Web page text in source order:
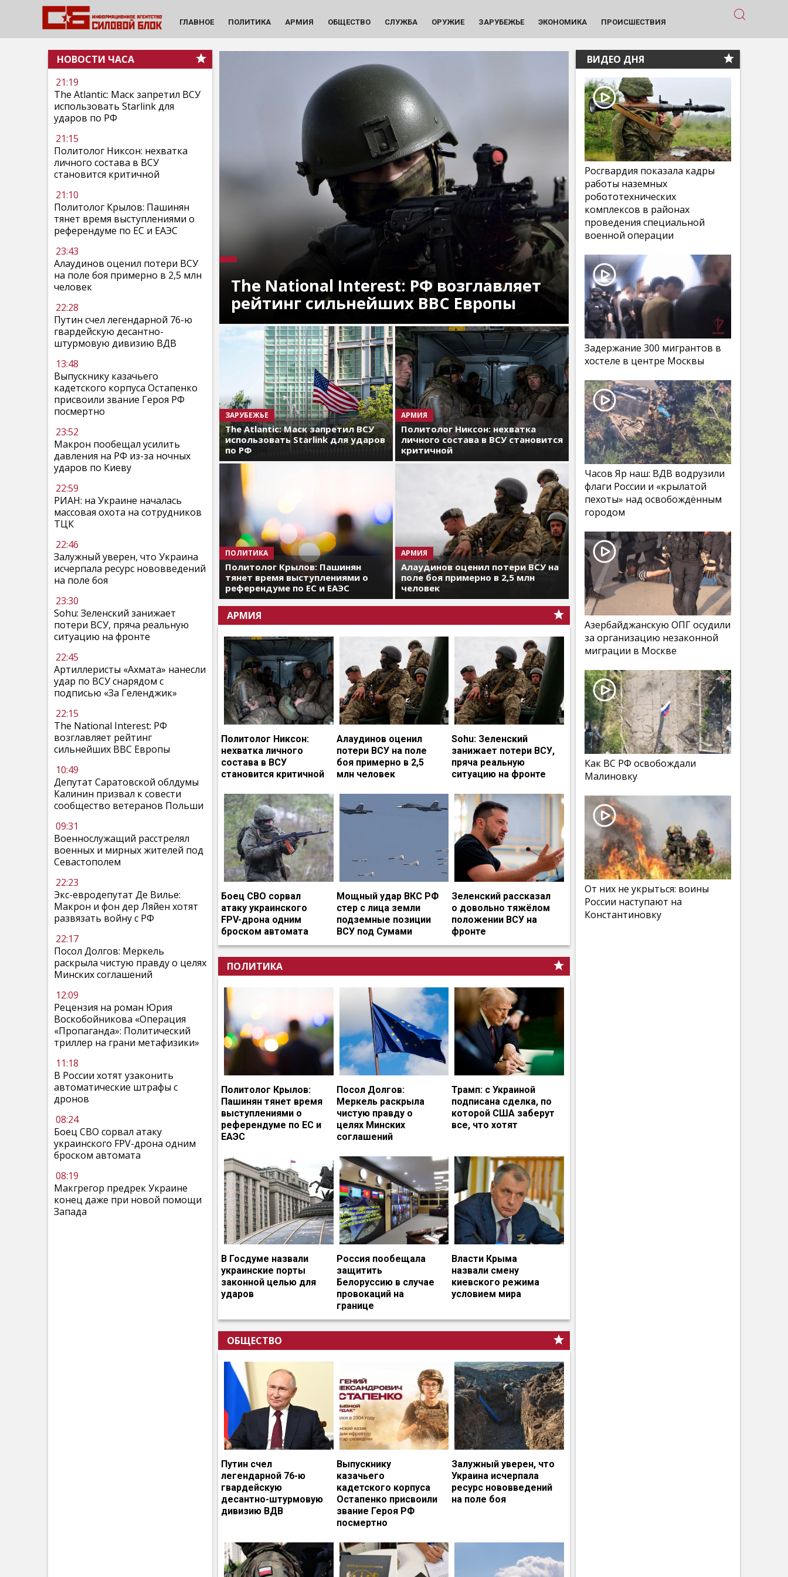
ГЛАВНОЕ ПОЛИТИКА АРМИЯ ОБЩЕСТВО СЛУЖБА ОРУЖИЕ ЗАРУБЕЖЬЕ ЭКОНОМИКА ПРОИСШЕСТВИЯ
НОВОСТИ ЧАСА
21:19
The Atlantic: Маск запретил ВСУ
использовать Starlink для
ударов по РФ
21:15
Политолог Никсон: нехватка
личного состава в ВСУ
становится критичной
21:10
Политолог Крылов: Пашинян
тянет время выступлениями о
референдуме по ЕС и ЕАЭС
23:43
Алаудинов оценил потери ВСУ
на поле боя примерно в 2,5 млн
человек
22:28
Путин счел легендарной 76-ю
гвардейскую десантно-
штурмовую дивизию ВДВ
13:48
Выпускнику казачьего
кадетского корпуса Остапенко
присвоили звание Героя РФ
посмертно
23:52
Макрон пообещал усилить
давления на РФ из-за ночных
ударов по Киеву
22:59
РИАН: на Украине началась
массовая охота на сотрудников
ТЦК
22:46
Залужный уверен, что Украина
исчерпала ресурс нововведений
на поле боя
23:30
Sohu: Зеленский занижает
потери ВСУ, пряча реальную
ситуацию на фронте
22:45
Артиллеристы «Ахмата» нанесли
удар по ВСУ снарядом с
подписью «За Геленджик»
22:15
The National Interest: РФ
возглавляет рейтинг
сильнейших ВВС Европы
10:49
Депутат Саратовской облдумы
Калинин призвал к совести
сообщество ветеранов Польши
09:31
Военнослужащий расстрелял
военных и мирных жителей под
Севастополем
22:23
Экс-евродепутат Де Вилье:
Макрон и фон дер Ляйен хотят
развязать войну с РФ
22:17
Посол Долгов: Меркель
раскрыла чистую правду о целях
Минских соглашений
12:09
Рецензия на роман Юрия
Воскобойникова «Операция
«Пропаганда»: Политический
триллер на грани метафизики»
11:18
В России хотят узаконить
автоматические штрафы с
дронов
08:24
Боец СВО сорвал атаку
украинского FPV-дрона одним
броском автомата
08:19
Макгрегор предрек Украине
конец даже при новой помощи
Запада
The National Interest: РФ возглавляет
рейтинг сильнейших ВВС Европы
ЗАРУБЕЖЬЕ
The Atlantic: Маск запретил ВСУ
использовать Starlink для ударов
по РФ
АРМИЯ
Политолог Никсон: нехватка
личного состава в ВСУ становится
критичной
ПОЛИТИКА
Политолог Крылов: Пашинян
тянет время выступлениями о
референдуме по ЕС и ЕАЭС
АРМИЯ
Алаудинов оценил потери ВСУ на
поле боя примерно в 2,5 млн
человек
АРМИЯ
Политолог Никсон:
нехватка личного
состава в ВСУ
становится критичной
Алаудинов оценил
потери ВСУ на поле
боя примерно в 2,5
млн человек
Sohu: Зеленский
занижает потери ВСУ,
пряча реальную
ситуацию на фронте
Боец СВО сорвал
атаку украинского
FPV-дрона одним
броском автомата
Мощный удар ВКС РФ
стер с лица земли
подземные позиции
ВСУ под Сумами
Зеленский рассказал
о довольно тяжёлом
положении ВСУ на
фронте
ПОЛИТИКА
Политолог Крылов:
Пашинян тянет время
выступлениями о
референдуме по ЕС и
ЕАЭС
Посол Долгов:
Меркель раскрыла
чистую правду о
целях Минских
соглашений
Трамп: с Украиной
подписана сделка, по
которой США заберут
все, что хотят
В Госдуме назвали
украинские порты
законной целью для
ударов
Россия пообещала
защитить
Белоруссию в случае
провокаций на
границе
Власти Крыма
назвали смену
киевского режима
условием мира
ОБЩЕСТВО
Путин счел
легендарной 76-ю
гвардейскую
десантно-штурмовую
дивизию ВДВ
Выпускнику
казачьего
кадетского корпуса
Остапенко присвоили
звание Героя РФ
посмертно
Залужный уверен, что
Украина исчерпала
ресурс нововведений
на поле боя
ВИДЕО ДНЯ
Росгвардия показала кадры
работы наземных
робототехнических
комплексов в районах
проведения специальной
военной операции
Задержание 300 мигрантов в
хостеле в центре Москвы
Часов Яр наш: ВДВ водрузили
флаги России и «крылатой
пехоты» над освобождённым
городом
Азербайджанскую ОПГ осудили
за организацию незаконной
миграции в Москве
Как ВС РФ освобождали
Малиновку
От них не укрыться: воины
России наступают на
Константиновку